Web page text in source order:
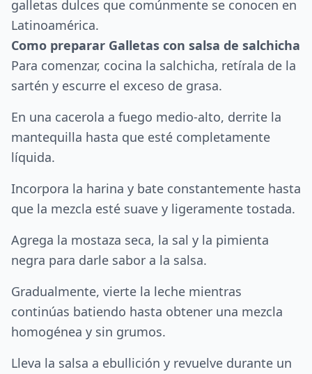
galletas dulces que comúnmente se conocen en
Latinoamérica.
Como preparar Galletas con salsa de salchicha
Para comenzar, cocina la salchicha, retírala de la
sartén y escurre el exceso de grasa.
En una cacerola a fuego medio-alto, derrite la
mantequilla hasta que esté completamente
líquida.
Incorpora la harina y bate constantemente hasta
que la mezcla esté suave y ligeramente tostada.
Agrega la mostaza seca, la sal y la pimienta
negra para darle sabor a la salsa.
Gradualmente, vierte la leche mientras
continúas batiendo hasta obtener una mezcla
homogénea y sin grumos.
Lleva la salsa a ebullición y revuelve durante un